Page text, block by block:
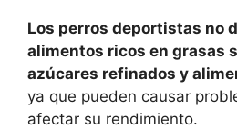
Los perros deportistas no
alimentos ricos en grasas
azúcares refinados y
ya que pueden causar
afectar su rendimiento.